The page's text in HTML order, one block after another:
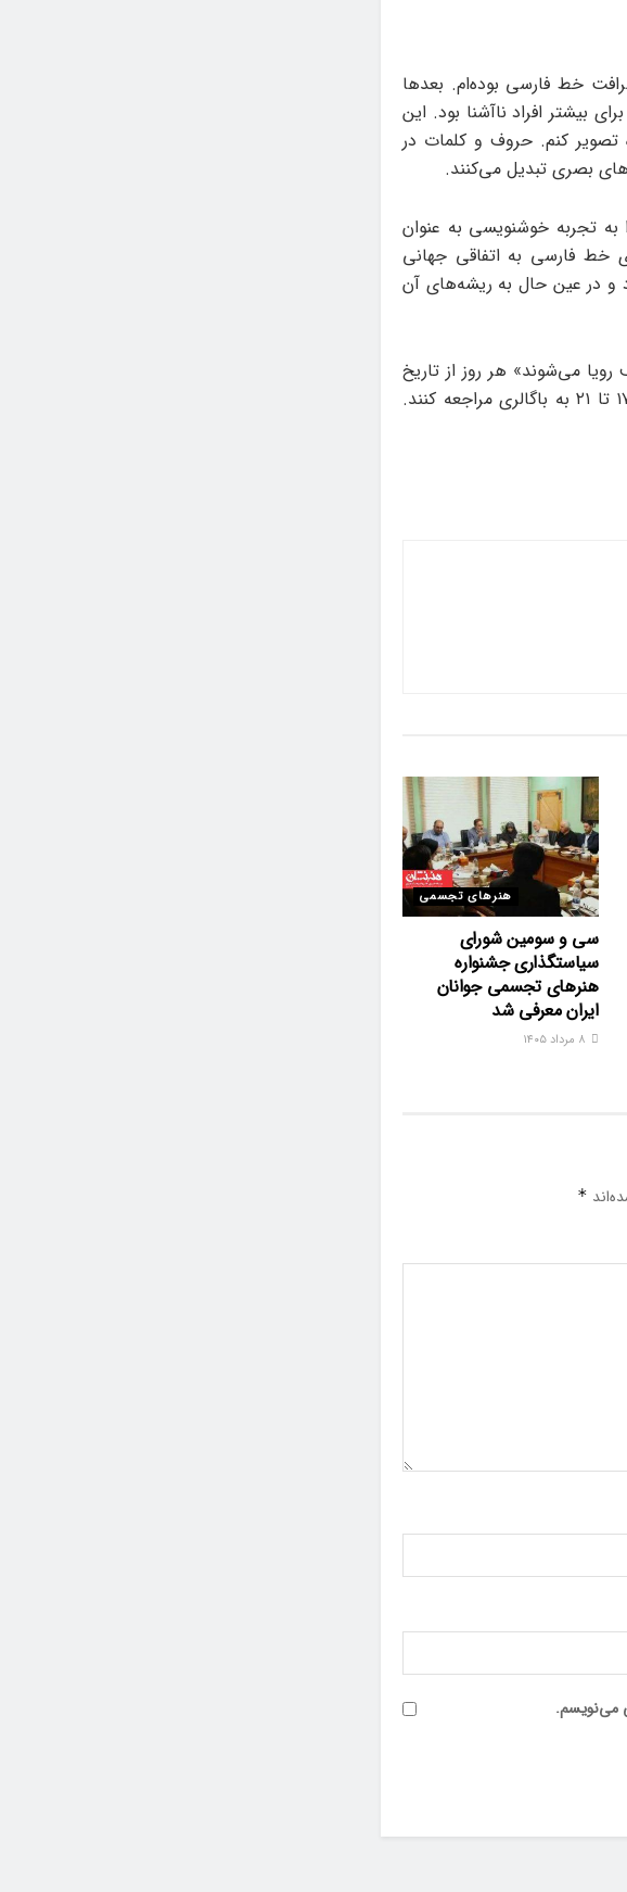
خط فارسی بوده‌ام. بعدها
بیشتر افراد ناآشنا بود. این
تصویر کنم. حروف و کلمات در
بصری تبدیل می‌کنند.
به تجربه‌ خوشنویسی به عنوان
خط فارسی به اتفاقی جهانی
و در عین حال به ریشه‌های آن
رویا می‌شوند» هر روز از تاریخ
۱۰ تا ۲۴ مرداد از ساعت ۱۶ تا ۲۰ و روزهای جمعه از ساعت ۱۷ تا ۲۱ به باگالری مراجعه کنند.
هنرهای تجسمی
سی و سومین شورای
سیاستگذاری جشنواره
هنرهای تجسمی جوانان
ایران معرفی شد
*
می‌نویسم.